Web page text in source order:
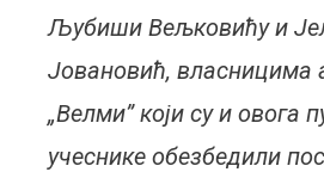
Љубиши Вељковићу и
Јовановић, власницима
„Велми” који су и овога
учеснике обезбедили